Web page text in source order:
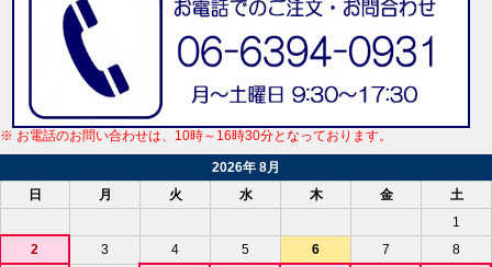
※ お電話のお問い合わせは、10時～16時30分となっております。
2026年 8月
日
月 火 水 木 金
土
1
2
3 4 5 6 7
8